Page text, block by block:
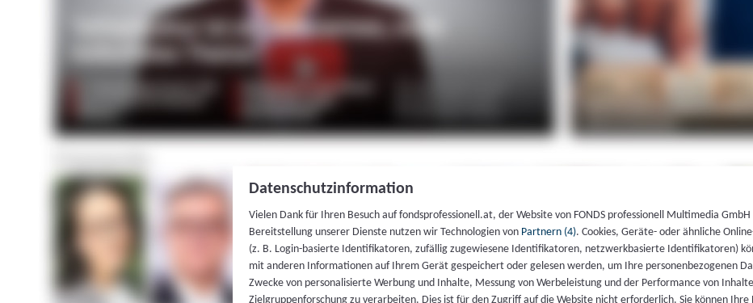
Datenschutzinformation
Vielen Dank für Ihren Besuch auf fondsprofessionell.at, der Website von FONDS professionell Multimedia
Bereitstellung unserer Dienste nutzen wir Technologien von Partnern (4). Cookies, Geräte- oder ähnliche
(z. B. Login-basierte Identifikatoren, zufällig zugewiesene Identifikatoren, netzwerkbasierte Identifikatoren)
mit anderen Informationen auf Ihrem Gerät gespeichert oder gelesen werden, um Ihre personenbezogenen
Zwecke von personalisierte Werbung und Inhalte, Messung von Werbeleistung und der Performance von
Zielgruppenforschung zu verarbeiten. Dies ist für den Zugriff auf die Website nicht erforderlich. Sie können